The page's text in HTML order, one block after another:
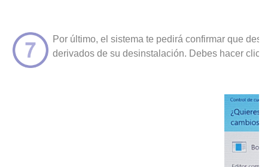
Por último, el sistema te pedirá confirmar que
derivados de su desinstalación. Debes hacer clic